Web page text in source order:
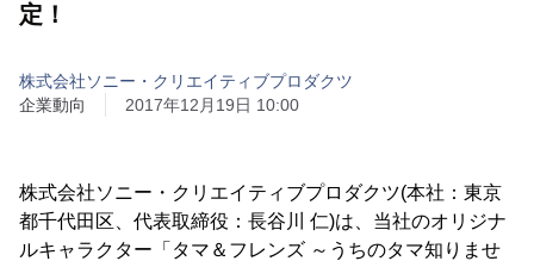
定！
株式会社ソニー・クリエイティブプロダクツ
企業動向
2017年12月19日 10:00
株式会社ソニー・クリエイティブプロダクツ(本社：東京
都千代田区、代表取締役：長谷川 仁)は、当社のオリジナ
ルキャラクター「タマ＆フレンズ ～うちのタマ知りませ